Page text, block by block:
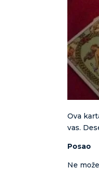
Ova
vas.
Posao
Ne